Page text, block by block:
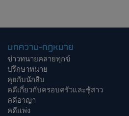
บทความ-กฎหมาย
ข่าวทนายคลายทุกข์
ปรึกษาทนาย
คุยกับนักสืบ
คดีเกี่ยวกับครอบครัวและชู้สาว
คดีอาญา
คดีแพ่ง